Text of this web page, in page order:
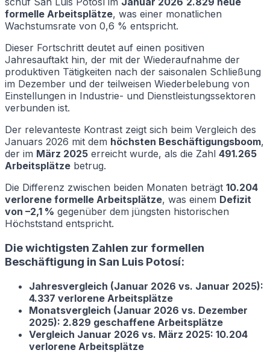
formelle Arbeitsplätze, was einer monatlichen
Wachstumsrate von 0,6 % entspricht.
Dieser Fortschritt deutet auf einen positiven
Jahresauftakt hin, der mit der Wiederaufnahme der
produktiven Tätigkeiten nach der saisonalen Schließung
im Dezember und der teilweisen Wiederbelebung von
Einstellungen in Industrie- und Dienstleistungssektoren
verbunden ist.
Der relevanteste Kontrast zeigt sich beim Vergleich des
Januars 2026 mit dem höchsten Beschäftigungsboom,
der im März 2025 erreicht wurde, als die Zahl 491.265
Arbeitsplätze betrug.
Die Differenz zwischen beiden Monaten beträgt 10.204
verlorene formelle Arbeitsplätze, was einem Defizit
von –2,1 % gegenüber dem jüngsten historischen
Höchststand entspricht.
Die wichtigsten Zahlen zur formellen
Beschäftigung in San Luis Potosí:
Jahresvergleich (Januar 2026 vs. Januar 2025):
4.337 verlorene Arbeitsplätze
Monatsvergleich (Januar 2026 vs. Dezember
2025): 2.829 geschaffene Arbeitsplätze
Vergleich Januar 2026 vs. März 2025: 10.204
verlorene Arbeitsplätze